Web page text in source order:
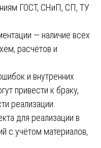
ГОСТ, СНиП, СП, ТУ
— наличие всех
расчётов и
и внутренних
привести к браку,
реализации.
для реализации в
с учётом материалов,